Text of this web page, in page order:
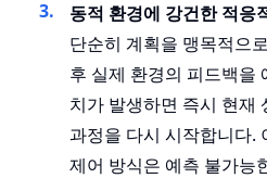
동적 환경에 강건한 적응
단순히 계획을 맹목적으
후 실제 환경의 피드백을
치가 발생하면 즉시 현재
과정을 다시 시작합니다
제어 방식은 예측 불가능